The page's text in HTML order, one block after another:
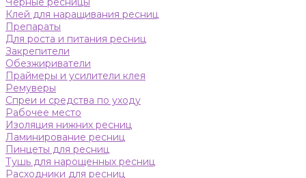
Клей для наращивания ресниц
Препараты
Для роста и питания ресниц
Закрепители
Обезжириватели
Праймеры и усилители клея
Ремуверы
Спреи и средства по уходу
Рабочее место
Изоляция нижних ресниц
Ламинирование ресниц
Пинцеты для ресниц
Тушь для нарощенных ресниц
Расходники для ресниц